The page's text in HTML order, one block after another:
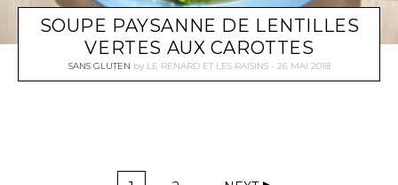
SOUPE PAYSANNE DE LENTILLES
VERTES AUX CAROTTES
SANS GLUTEN by LE RENARD ET LES RAISINS 26 MAI 2018